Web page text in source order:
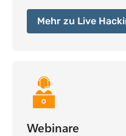
Mehr zu Live
Webinare